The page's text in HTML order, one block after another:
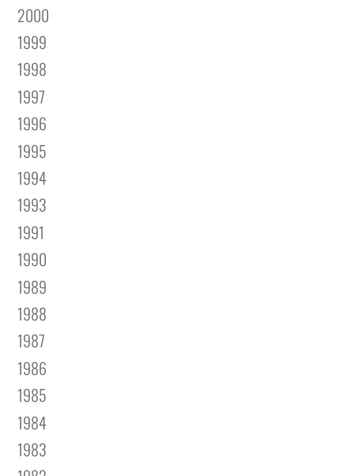
2000
1999
1998
1997
1996
1995
1994
1993
1991
1990
1989
1988
1987
1986
1985
1984
1983